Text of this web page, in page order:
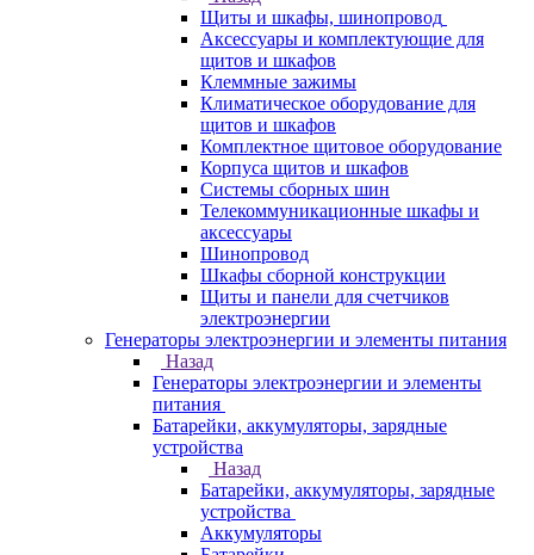
Щиты и шкафы, шинопровод
Аксессуары и комплектующие для
щитов и шкафов
Клеммные зажимы
Климатическое оборудование для
щитов и шкафов
Комплектное щитовое оборудование
Корпуса щитов и шкафов
Системы сборных шин
Телекоммуникационные шкафы и
аксессуары
Шинопровод
Шкафы сборной конструкции
Щиты и панели для счетчиков
электроэнергии
Генераторы электроэнергии и элементы питания
Назад
Генераторы электроэнергии и элементы
питания
Батарейки, аккумуляторы, зарядные
устройства
Назад
Батарейки, аккумуляторы, зарядные
устройства
Аккумуляторы